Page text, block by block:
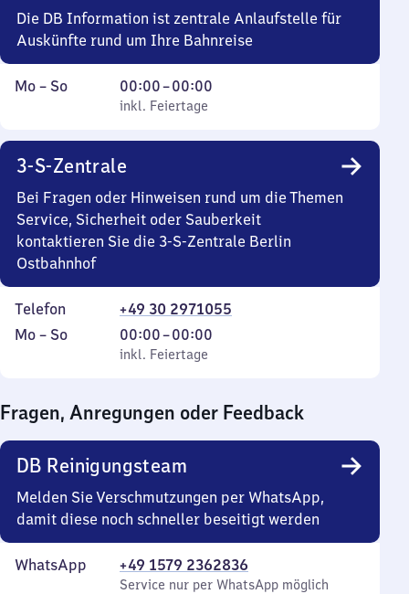
Uhr
30
Die DB Information ist zentrale Anlaufstelle für
Auskünfte rund um Ihre Bahnreise
Montag
Mo – So,
inkl. Feiertage
00:00–00:00
Von
0
0
Uhr
inkl. Feiertage
3-S-Zentrale
Bei Fragen oder Hinweisen rund um die Themen
Service, Sicherheit oder Sauberkeit
kontaktieren Sie die 3-S-Zentrale Berlin
Ostbahnhof
Telefon
+49 30 2971055
Montag
Mo – So,
inkl. Feiertage
00:00–00:00
Von
0
0
Uhr
inkl. Feiertage
Fragen, Anregungen oder Feedback
DB Reinigungsteam
Melden Sie Verschmutzungen per WhatsApp,
damit diese noch schneller beseitigt werden
WhatsApp +49 1579 2362836
Service nur per WhatsApp möglich